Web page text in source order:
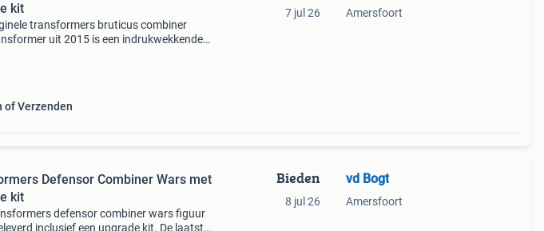
kit
transformers bruticus combiner
uit 2015 is een indrukwekkende
of Verzenden
7 jul 26 Amersfoort
Defensor Combiner Wars met
kit
defensor combiner wars figuur
inclusief een upgrade kit. De laatste
Bieden
8 jul 26
vd Bogt
Amersfoort